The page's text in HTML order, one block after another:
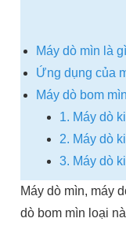
Máy dò mìn là
Ứng dụng của
Máy dò bom
1. Máy dò
2. Máy dò
3. Máy dò
Máy dò mìn, máy
dò bom mìn loại